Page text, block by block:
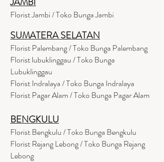
Florist Jambi / Toko Bunga Jambi
SUMATERA SELATAN
Florist Palembang / Toko Bunga Palembang
Florist lubuklinggau / Toko Bunga
Lubuklinggau
Florist Indralaya / Toko Bunga Indralaya
Florist Pagar Alam / Toko Bunga Pagar Alam
BENGKULU
Florist Bengkulu / Toko Bunga Bengkulu
Florist Rejang Lebong / Toko Bunga Rejang
Lebong